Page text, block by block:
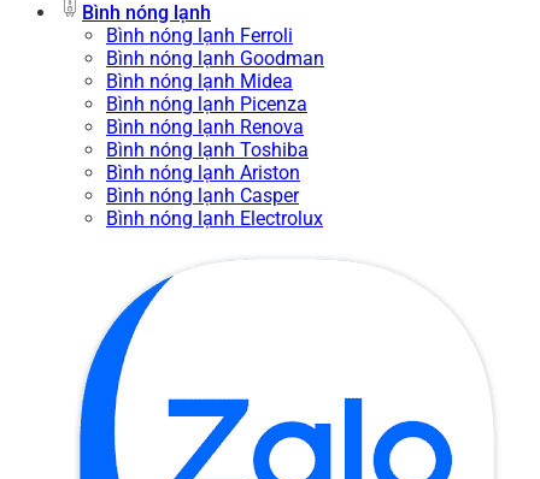
Bình nóng lạnh
Bình nóng lạnh Ferroli
Bình nóng lạnh Goodman
Bình nóng lạnh Midea
Bình nóng lạnh Picenza
Bình nóng lạnh Renova
Bình nóng lạnh Toshiba
Bình nóng lạnh Ariston
Bình nóng lạnh Casper
Bình nóng lạnh Electrolux